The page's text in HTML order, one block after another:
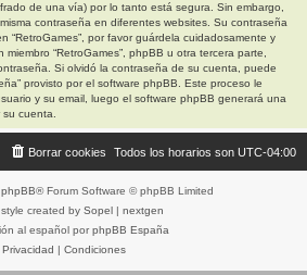
de una vía) por lo tanto está segura. Sin embargo,
contraseña en diferentes websites. Su contraseña
“RetroGames”, por favor guárdela cuidadosamente y
“RetroGames”, phpBB u otra tercera parte,
Si olvidó la contraseña de su cuenta, puede
provisto por el software phpBB. Este proceso le
y su email, luego el software phpBB generará una
cuenta.
Todos los horarios son UTC-04:00
Borrar cookies
phpBB® Forum Software © phpBB Limited
created by Sopel| nextgen
al español por phpBB España
Privacidad | Condiciones